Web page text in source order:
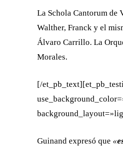
La Schola Cantorum de
Walther, Franck y el
Álvaro Carrillo. La
Morales.
[/
Guinand expresó que «